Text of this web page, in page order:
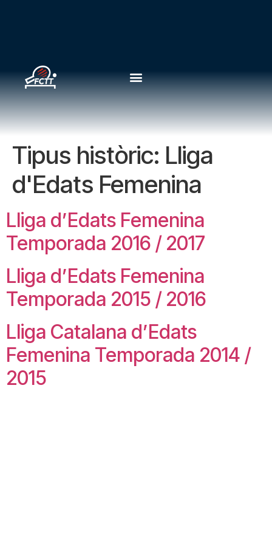
Tipus històric: Lliga
d'Edats Femenina
Lliga d’Edats Femenina
Temporada 2016 / 2017
Lliga d’Edats Femenina
Temporada 2015 / 2016
Lliga Catalana d’Edats
Femenina Temporada 2014 /
2015